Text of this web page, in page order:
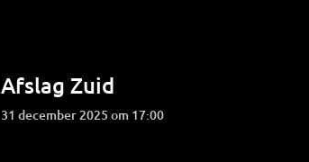
Afslag Zuid
31 december 2025 om 17:00